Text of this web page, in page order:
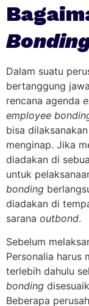
Dalam suatu
bertanggung
rencana agenda
employee
bisa
menginap. Jika
diadakan di
untuk
bonding
diadakan di
sarana outbond.
Sebelum
Personalia harus
terlebih dahulu
bonding
Beberapa